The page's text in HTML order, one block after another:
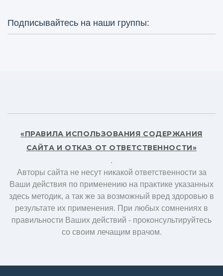
Подписывайтесь на наши группы:
«ПРАВИЛА ИСПОЛЬЗОВАНИЯ СОДЕРЖАНИЯ
САЙТА И ОТКАЗ ОТ ОТВЕТСТВЕННОСТИ»
.
Авторы сайта не несут никакой ответственности за
Ваши действия по применению на практике указанных
здесь методик, а так же за возможный вред здоровью в
результате их применения. При любых сомнениях в
правильности Ваших действий - проконсультируйтесь
со своим лечащим врачом.